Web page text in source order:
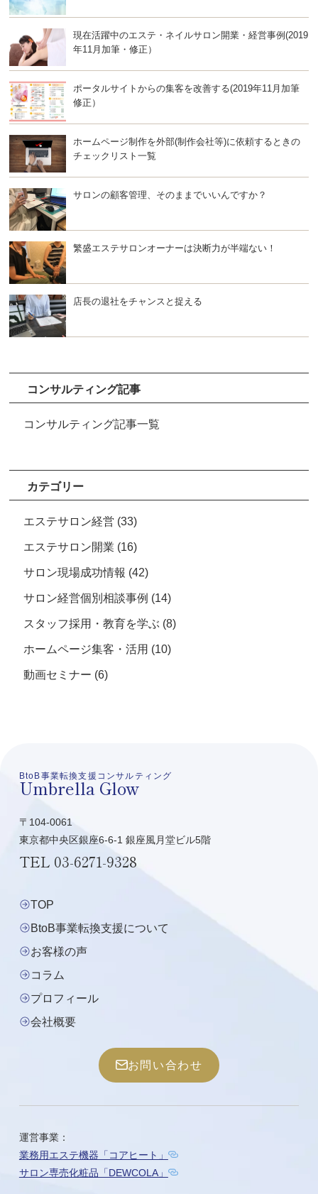
現在活躍中のエステ・ネイルサロン開業・経営事例(2019
年11月加筆・修正）
ポータルサイトからの集客を改善する(2019年11月加筆
修正）
ホームページ制作を外部(制作会社等)に依頼するときの
チェックリスト一覧
サロンの顧客管理、そのままでいいんですか？
繁盛エステサロンオーナーは決断力が半端ない！
店長の退社をチャンスと捉える
コンサルティング記事
コンサルティング記事一覧
カテゴリー
エステサロン経営 (33)
エステサロン開業 (16)
サロン現場成功情報 (42)
サロン経営個別相談事例 (14)
スタッフ採用・教育を学ぶ (8)
ホームページ集客・活用 (10)
動画セミナー (6)
BtoB事業転換支援コンサルティング
Umbrella Glow
〒104-0061
東京都中央区銀座6-6-1 銀座風月堂ビル5階
TEL 03-6271-9328
TOP
BtoB事業転換支援について
お客様の声
コラム
プロフィール
会社概要
お問い合わせ
運営事業：
業務用エステ機器「コアヒート」
サロン専売化粧品「DEWCOLA」